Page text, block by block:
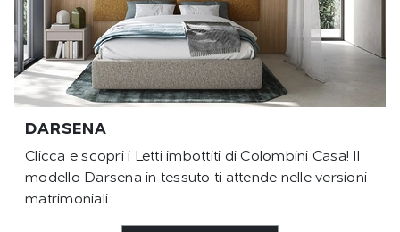
DARSENA
Clicca e scopri i Letti imbottiti di Colombini Casa! Il
modello Darsena in tessuto ti attende nelle versioni
matrimoniali.